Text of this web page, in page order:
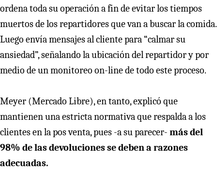
ordena toda su operación a fin de evitar los tiempos
muertos de los repartidores que van a buscar la comida.
Luego envía mensajes al cliente para “calmar su
ansiedad”, señalando la ubicación del repartidor y por
medio de un monitoreo on-line de todo este proceso.
Meyer (Mercado Libre), en tanto, explicó que
mantienen una estricta normativa que respalda a los
clientes en la pos venta, pues -a su parecer- más del
98% de las devoluciones se deben a razones
adecuadas.